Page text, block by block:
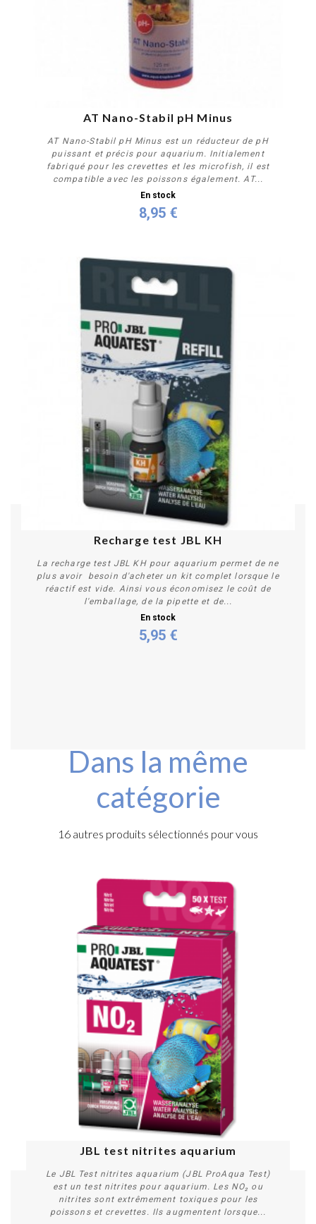
AT Nano-Stabil pH Minus
AT Nano-Stabil pH Minus est un réducteur de pH
puissant et précis pour aquarium. Initialement
fabriqué pour les crevettes et les microfish, il est
compatible avec les poissons également. AT...
En stock
8,95 €
Recharge test JBL KH
La recharge test JBL KH pour aquarium permet de ne
plus avoir besoin d'acheter un kit complet lorsque le
réactif est vide. Ainsi vous économisez le coût de
l'emballage, de la pipette et de...
En stock
5,95 €
Dans la même
catégorie
16 autres produits sélectionnés pour vous
JBL test nitrites aquarium
Le JBL Test nitrites aquarium (JBL ProAqua Test)
est un test nitrites pour aquarium. Les NO₂ ou
nitrites sont extrêmement toxiques pour les
poissons et crevettes. Ils augmentent lorsque...